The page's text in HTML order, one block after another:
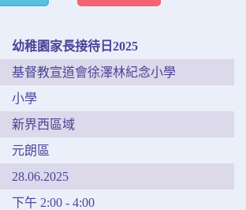
幼稚園家長接待日2025
基督教宣道會徐澤林紀念小學
小學
新界西區域
元朗區
28.06.2025
下午 2:00 - 4:00